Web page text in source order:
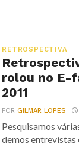
RETROSPECTIVA
rolou no E-
2011
PORGILMAR LOPES
Pesquisamos
demos entrevistas